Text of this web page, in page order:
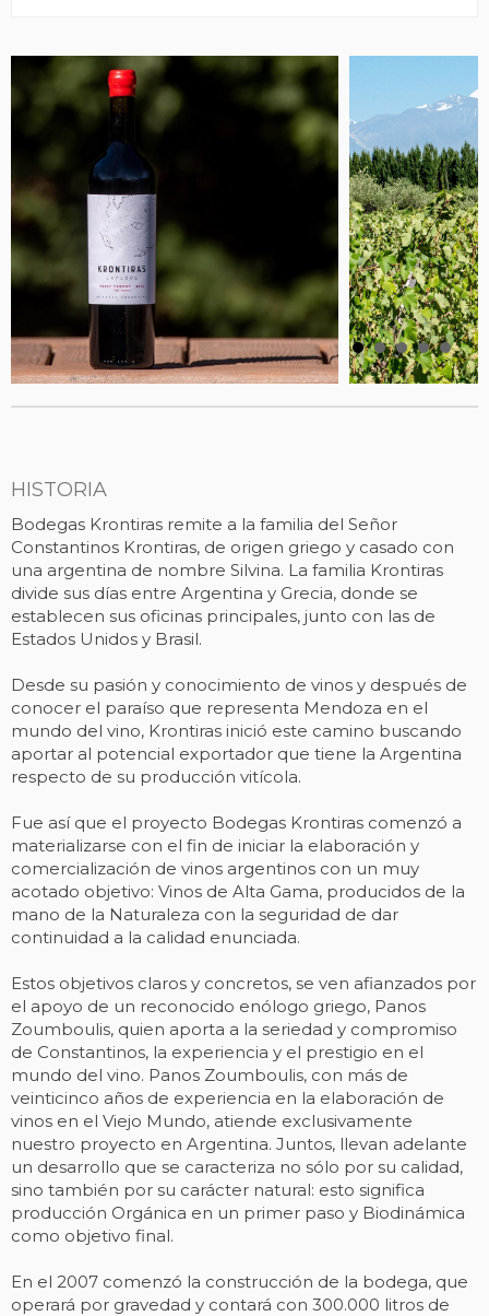
HISTORIA
Bodegas Krontiras remite a la familia del Señor
Constantinos Krontiras, de origen griego y casado con
una argentina de nombre Silvina. La familia Krontiras
divide sus días entre Argentina y Grecia, donde se
establecen sus oficinas principales, junto con las de
Estados Unidos y Brasil.
Desde su pasión y conocimiento de vinos y después de
conocer el paraíso que representa Mendoza en el
mundo del vino, Krontiras inició este camino buscando
aportar al potencial exportador que tiene la Argentina
respecto de su producción vitícola.
Fue así que el proyecto Bodegas Krontiras comenzó a
materializarse con el fin de iniciar la elaboración y
comercialización de vinos argentinos con un muy
acotado objetivo: Vinos de Alta Gama, producidos de la
mano de la Naturaleza con la seguridad de dar
continuidad a la calidad enunciada.
Estos objetivos claros y concretos, se ven afianzados por
el apoyo de un reconocido enólogo griego, Panos
Zoumboulis, quien aporta a la seriedad y compromiso
de Constantinos, la experiencia y el prestigio en el
mundo del vino. Panos Zoumboulis, con más de
veinticinco años de experiencia en la elaboración de
vinos en el Viejo Mundo, atiende exclusivamente
nuestro proyecto en Argentina. Juntos, llevan adelante
un desarrollo que se caracteriza no sólo por su calidad,
sino también por su carácter natural: esto significa
producción Orgánica en un primer paso y Biodinámica
como objetivo final.
En el 2007 comenzó la construcción de la bodega, que
operará por gravedad y contará con 300.000 litros de